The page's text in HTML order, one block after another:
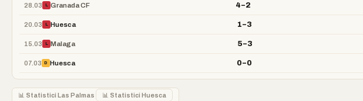
28.03 L Granada CF 4–2
20.03 L Huesca 1–3
15.03 L Malaga 5–3
07.03 D Huesca 0–0
📊 Statistici Las Palmas 📊 Statistici Huesca